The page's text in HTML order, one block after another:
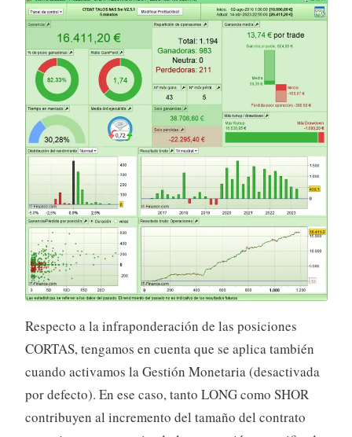
Respecto a la infraponderación de las posiciones
CORTAS, tengamos en cuenta que se aplica también
cuando activamos la Gestión Monetaria (desactivada
por defecto). En ese caso, tanto LONG como SHOR
contribuyen al incremento del tamaño del contrato